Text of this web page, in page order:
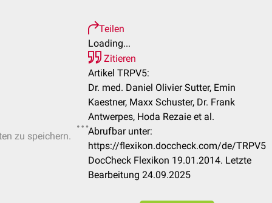
zu speichern.
Teilen
Loading...
Zitieren
Artikel TRPV5:
Dr. med. Daniel Olivier Sutter, Emin
Kaestner, Maxx Schuster, Dr. Frank
Antwerpes, Hoda Rezaie et al.
Abrufbar unter:
https://flexikon.doccheck.com/de/TRPV5
DocCheck Flexikon 19.01.2014. Letzte
Bearbeitung 24.09.2025